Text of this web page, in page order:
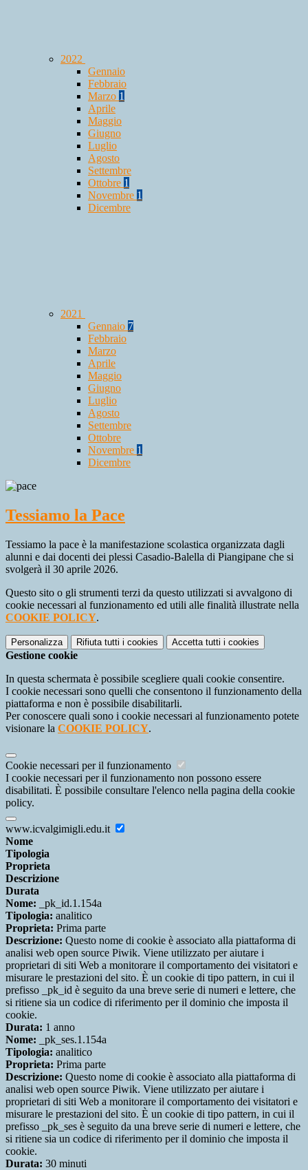
2022
Gennaio
Febbraio
Marzo 1
Aprile
Maggio
Giugno
Luglio
Agosto
Settembre
Ottobre 1
Novembre 1
Dicembre
2021
Gennaio 7
Febbraio
Marzo
Aprile
Maggio
Giugno
Luglio
Agosto
Settembre
Ottobre
Novembre 1
Dicembre
Tessiamo la Pace
Tessiamo la pace è la manifestazione scolastica organizzata dagli
alunni e dai docenti dei plessi Casadio-Balella di Piangipane che si
svolgerà il 30 aprile 2026.
Questo sito o gli strumenti terzi da questo utilizzati si avvalgono di
cookie necessari al funzionamento ed utili alle finalità illustrate nella
COOKIE POLICY.
Personalizza Rifiuta tutti i cookies Accetta tutti i cookies
Gestione cookie
In questa schermata è possibile scegliere quali cookie consentire.
I cookie necessari sono quelli che consentono il funzionamento della
piattaforma e non è possibile disabilitarli.
Per conoscere quali sono i cookie necessari al funzionamento potete
visionare la COOKIE POLICY.
Cookie necessari per il funzionamento
I cookie necessari per il funzionamento non possono essere
disabilitati. È possibile consultare l'elenco nella pagina della cookie
policy.
www.icvalgimigli.edu.it
Nome
Tipologia
Proprieta
Descrizione
Durata
Nome: _pk_id.1.154a
Tipologia: analitico
Proprieta: Prima parte
Descrizione: Questo nome di cookie è associato alla piattaforma di
analisi web open source Piwik. Viene utilizzato per aiutare i
proprietari di siti Web a monitorare il comportamento dei visitatori e
misurare le prestazioni del sito. È un cookie di tipo pattern, in cui il
prefisso _pk_id è seguito da una breve serie di numeri e lettere, che
si ritiene sia un codice di riferimento per il dominio che imposta il
cookie.
Durata: 1 anno
Nome: _pk_ses.1.154a
Tipologia: analitico
Proprieta: Prima parte
Descrizione: Questo nome di cookie è associato alla piattaforma di
analisi web open source Piwik. Viene utilizzato per aiutare i
proprietari di siti Web a monitorare il comportamento dei visitatori e
misurare le prestazioni del sito. È un cookie di tipo pattern, in cui il
prefisso _pk_ses è seguito da una breve serie di numeri e lettere, che
si ritiene sia un codice di riferimento per il dominio che imposta il
cookie.
Durata: 30 minuti